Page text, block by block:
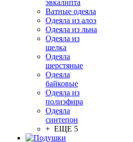
эвкалипта
Ватные одеяла
Одеяла из алоэ
Одеяла из льна
Одеяла из
шелка
Одеяла
шерстяные
Одеяла
байковые
Одеяла из
полиэфира
Одеяла
синтепон
+ ЕЩЕ 5